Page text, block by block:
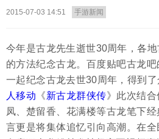
2015-07-03 14:51 手游新闻
今年是古龙先生逝世30周年，各
的方法纪念古龙。百度贴吧古龙
一起纪念古龙去世30周年，得到了
人移动 《新古龙群侠传》此次结
凤、楚留香、花满楼等古龙笔下
言更是将集体追忆引向高潮。在